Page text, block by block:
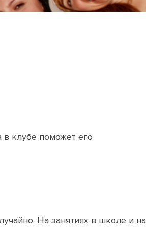
в клубе поможет его
На занятиях в школе и на